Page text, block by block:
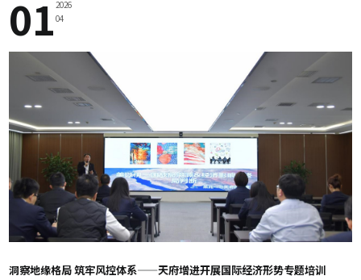
012026
04
洞察地缘格局 筑牢风控体系——天府增进开展国际经济形势专题培训